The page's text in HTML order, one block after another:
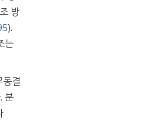
방
).
는
결
분